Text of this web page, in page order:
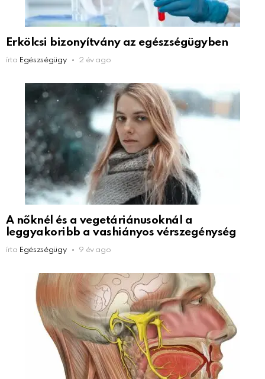
Erkölcsi bizonyítvány az egészségügyben
írta Egészségügy 2 év ago
A nőknél és a vegetáriánusoknál a
leggyakoribb a vashiányos vérszegénység
írta Egészségügy 9 év ago